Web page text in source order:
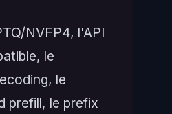
NVFP4, l'API
le
le
prefill, le prefix